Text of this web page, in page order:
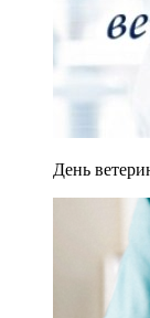
День